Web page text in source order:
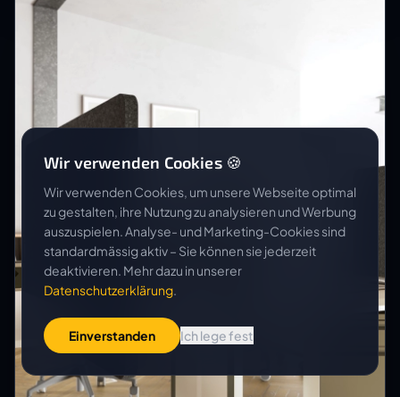
Wir verwenden Cookies 🍪
Wir verwenden Cookies, um unsere Webseite optimal
zu gestalten, ihre Nutzung zu analysieren und Werbung
auszuspielen. Analyse- und Marketing-Cookies sind
standardmässig aktiv – Sie können sie jederzeit
deaktivieren. Mehr dazu in unserer
Datenschutzerklärung.
Einverstanden Ich lege fest